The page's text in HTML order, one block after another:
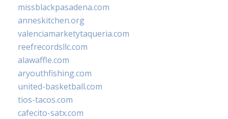
missblackpasadena.com
anneskitchen.org
valenciamarketytaqueria.com
reefrecordsllc.com
alawaffle.com
aryouthfishing.com
united-basketball.com
tios-tacos.com
cafecito-satx.com